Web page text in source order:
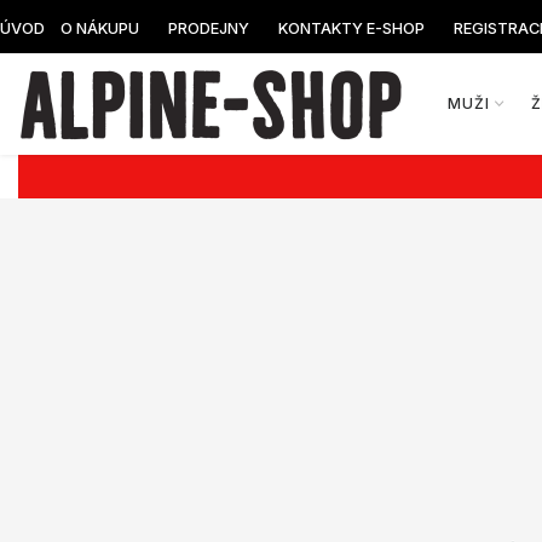
ÚVOD O NÁKUPU PRODEJNY KONTAKTY E-SHOP
MUŽI